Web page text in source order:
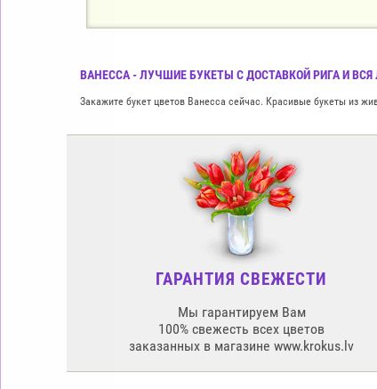
ВАНЕССА - ЛУЧШИЕ БУКЕТЫ С ДОСТАВКОЙ РИГА И
Закажите букет цветов Ванесса сейчас. Красивые букеты из
ГАРАНТИЯ СВЕЖЕСТИ
Мы гарантируем Вам
100% свежесть всех цветов
заказанных в магазине www.krokus.lv